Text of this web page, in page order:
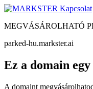
Kapcsolat
MEGVÁSÁROLHATÓ
parked-hu.markster.ai
Ez a domain
A domaint